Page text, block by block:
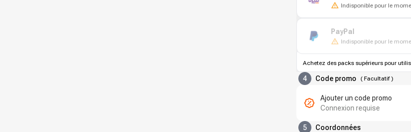
Indisponible pour le
PayPal
Indisponible pour le
Achetez des packs supérieurs pour
4 Code promo ( Facultatif)
Ajouter un code promo
Connexion requise
5 Coordonnées